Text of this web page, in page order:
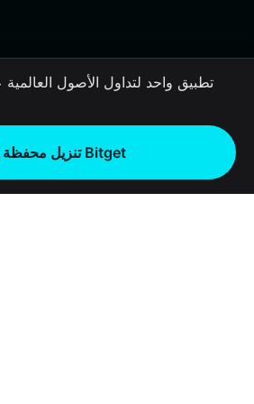
تطبيق واحد لتداول الأصول
تنزيل محفظة Bitget